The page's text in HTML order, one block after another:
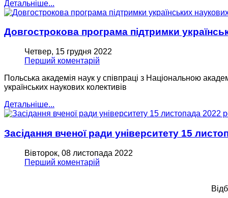
Детальніше...
Довгострокова програма підтримки
Четвер, 15 грудня 2022
Перший коментарій
Польська академія наук у співпраці з Національною
українських наукових колективів
Детальніше...
Засідання вченої ради університету 15
Вівторок, 08 листопада 2022
Перший коментарій